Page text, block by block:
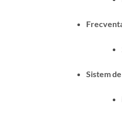
Sistem